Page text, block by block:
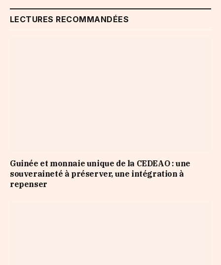
LECTURES RECOMMANDÉES
Guinée et monnaie unique de la CEDEAO : une
souveraineté à préserver, une intégration à
repenser